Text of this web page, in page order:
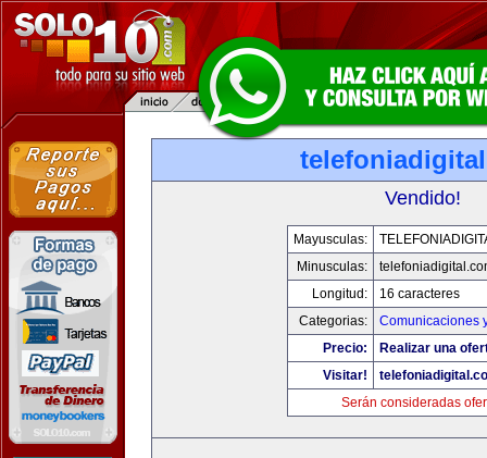
Vendido!
Mayusculas:
Minusculas:
Longitud:
16 caracteres
Categorias:
Comunicaciones
Precio:
Realizar una
Visitar!
Serán consideradas